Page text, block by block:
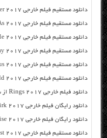
دانلود مستقیم فیلم خارجی Fifty Shades Darker 2017 از سرور سایت
دانلود مستقیم فیلم خارجی From Straight As 2017 از سرور سایت
دانلود مستقیم فیلم خارجی Zeroville 2017 از سرور سایت
دانلود مستقیم فیلم خارجی The Mummy 2017 از سرور سایت
دانلود مستقیم فیلم خارجی The Fate of the Furious 2017 از سرور سایت
دانلود مستقیم فیلم خارجی Running Wild 2017 از سرور سایت
دانلود فیلم خارجی Rings 2017 از سرور سایت
دانلود رایگان فیلم خارجی Dunkirk 2017 با لینک مستقیم
دانلود رایگان فیلم خارجی Eloise 2017 با لینک مستقیم
دانلود مستقیم فیلم خارجی Essex Heist 2017 از سرور سایت